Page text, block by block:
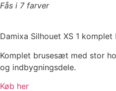
Fås i 7 farver
Damixa Silhouet XS 1 komplet
Komplet brusesæt med stor
og indbygningsdele.
Køb her